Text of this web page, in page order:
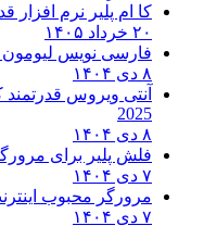
ام پلیر نرم افزار قدرتمند
نویس لیومون پارسی
ویروس قدرتمند کسپرسکی
پلیر برای مرورگرهای
محبوب اینترنت